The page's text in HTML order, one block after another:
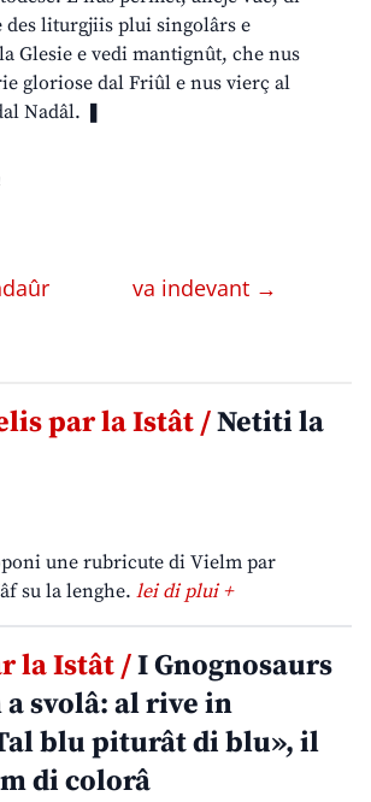
des liturgjiis plui singolârs e
Glesie e vedi mantignût, che nus
gloriose dal Friûl e nus vierç al
Nadâl. ❚
va indevant →
par la Istât /Netiti la
une rubricute di Vielm par
su la lenghe. lei di plui +
la Istât /I Gnognosaurs
svolâ: al rive in
blu piturât di blu», il
di colorâ